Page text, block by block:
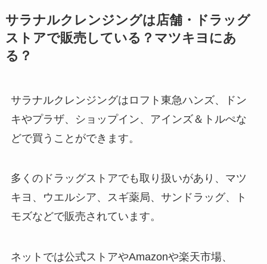
サラナルクレンジングは店舗・ドラッグ
ストアで販売している？マツキヨにあ
る？
サラナルクレンジングはロフト東急ハンズ、ドン
キやプラザ、ショップイン、アインズ＆トルぺな
どで買うことができます。
多くのドラッグストアでも取り扱いがあり、マツ
キヨ、ウエルシア、スギ薬局、サンドラッグ、ト
モズなどで販売されています。
ネットでは公式ストアやAmazonや楽天市場、